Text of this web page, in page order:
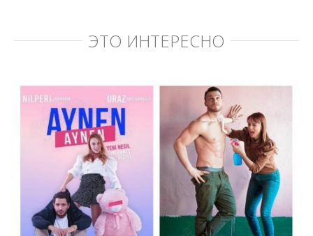
ЭТО ИНТЕРЕСНО